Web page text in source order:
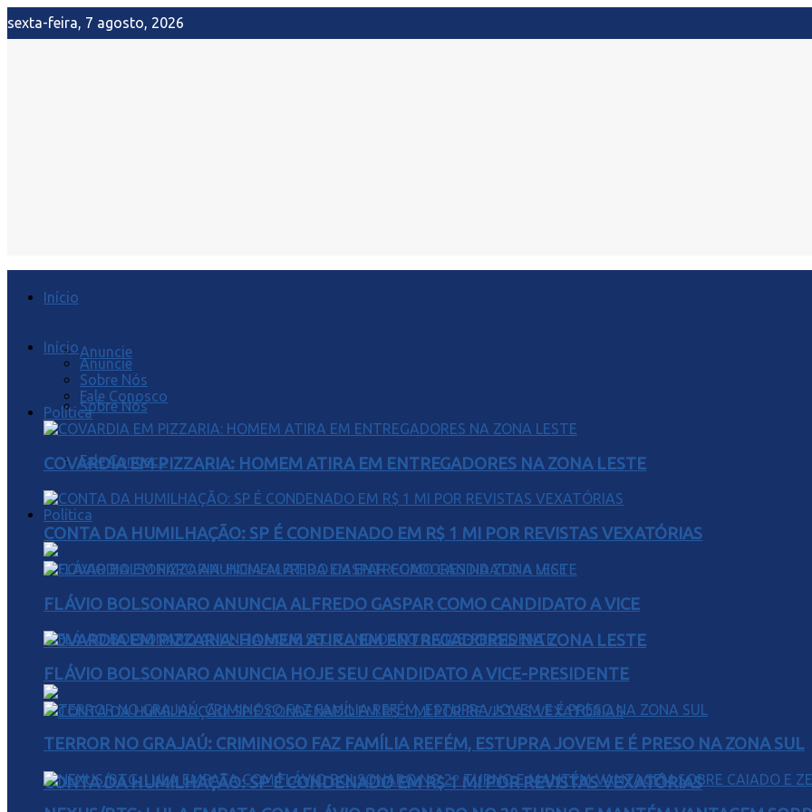
sexta-feira, 7 agosto, 2026
Início
Anuncie
Sobre Nós
Fale Conosco
Política
COVARDIA EM PIZZARIA: HOMEM ATIRA EM ENTREGADORES NA ZONA LESTE
CONTA DA HUMILHAÇÃO: SP É CONDENADO EM R$ 1 MI POR REVISTAS VEXATÓRIAS
Início
Anuncie
Sobre Nós
Fale Conosco
Política
COVARDIA EM PIZZARIA: HOMEM ATIRA EM ENTREGADORES NA ZONA LESTE
CONTA DA HUMILHAÇÃO: SP É CONDENADO EM R$ 1 MI POR REVISTAS VEXATÓRIAS
FLÁVIO BOLSONARO ANUNCIA ALFREDO GASPAR COMO CANDIDATO A VICE
FLÁVIO BOLSONARO ANUNCIA HOJE SEU CANDIDATO A VICE-PRESIDENTE
TERROR NO GRAJAÚ: CRIMINOSO FAZ FAMÍLIA REFÉM, ESTUPRA JOVEM E É PRESO NA ZONA SUL